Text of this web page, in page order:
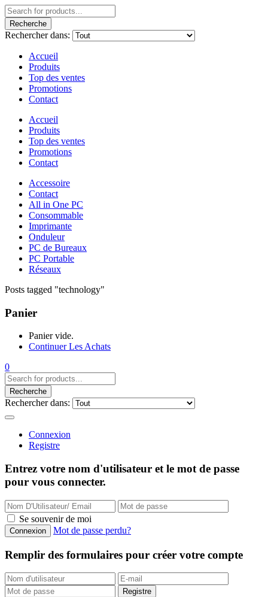
Recherche
Rechercher dans:
Accueil
Produits
Top des ventes
Promotions
Contact
Accueil
Produits
Top des ventes
Promotions
Contact
Accessoire
Contact
All in One PC
Consommable
Imprimante
Onduleur
PC de Bureaux
PC Portable
Réseaux
Posts tagged "technology"
Panier
Panier vide.
Continuer Les Achats
0
Recherche
Rechercher dans:
Connexion
Registre
Entrez votre nom d'utilisateur et le mot de passe
pour vous connecter.
Se souvenir de moi
Connexion Mot de passe perdu?
Remplir des formulaires pour créer votre compte
Registre